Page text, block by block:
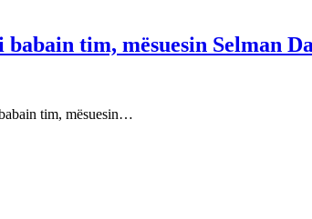
tim, mësuesin Selman
tim, mësuesin…